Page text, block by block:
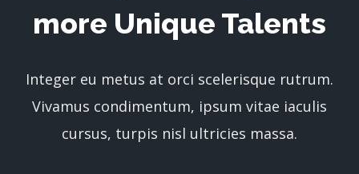
more Unique Talents
Integer eu metus at orci scelerisque rutrum.
Vivamus condimentum, ipsum vitae iaculis
cursus, turpis nisl ultricies massa.